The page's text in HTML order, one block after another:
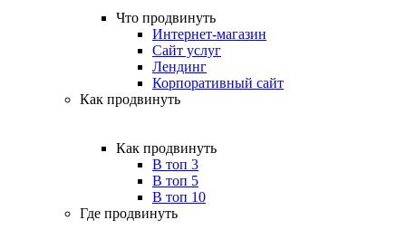
Что продвинуть
Интернет-магазин
Сайт услуг
Лендинг
Корпоративный сайт
Как продвинуть
Как продвинуть
В топ 3
В топ 5
В топ 10
Где продвинуть